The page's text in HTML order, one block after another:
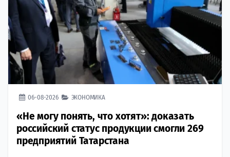
06-08-2026 ЭКОНОМИКА
«Не могу понять, что хотят»: доказать
российский статус продукции смогли 269
предприятий Татарстана